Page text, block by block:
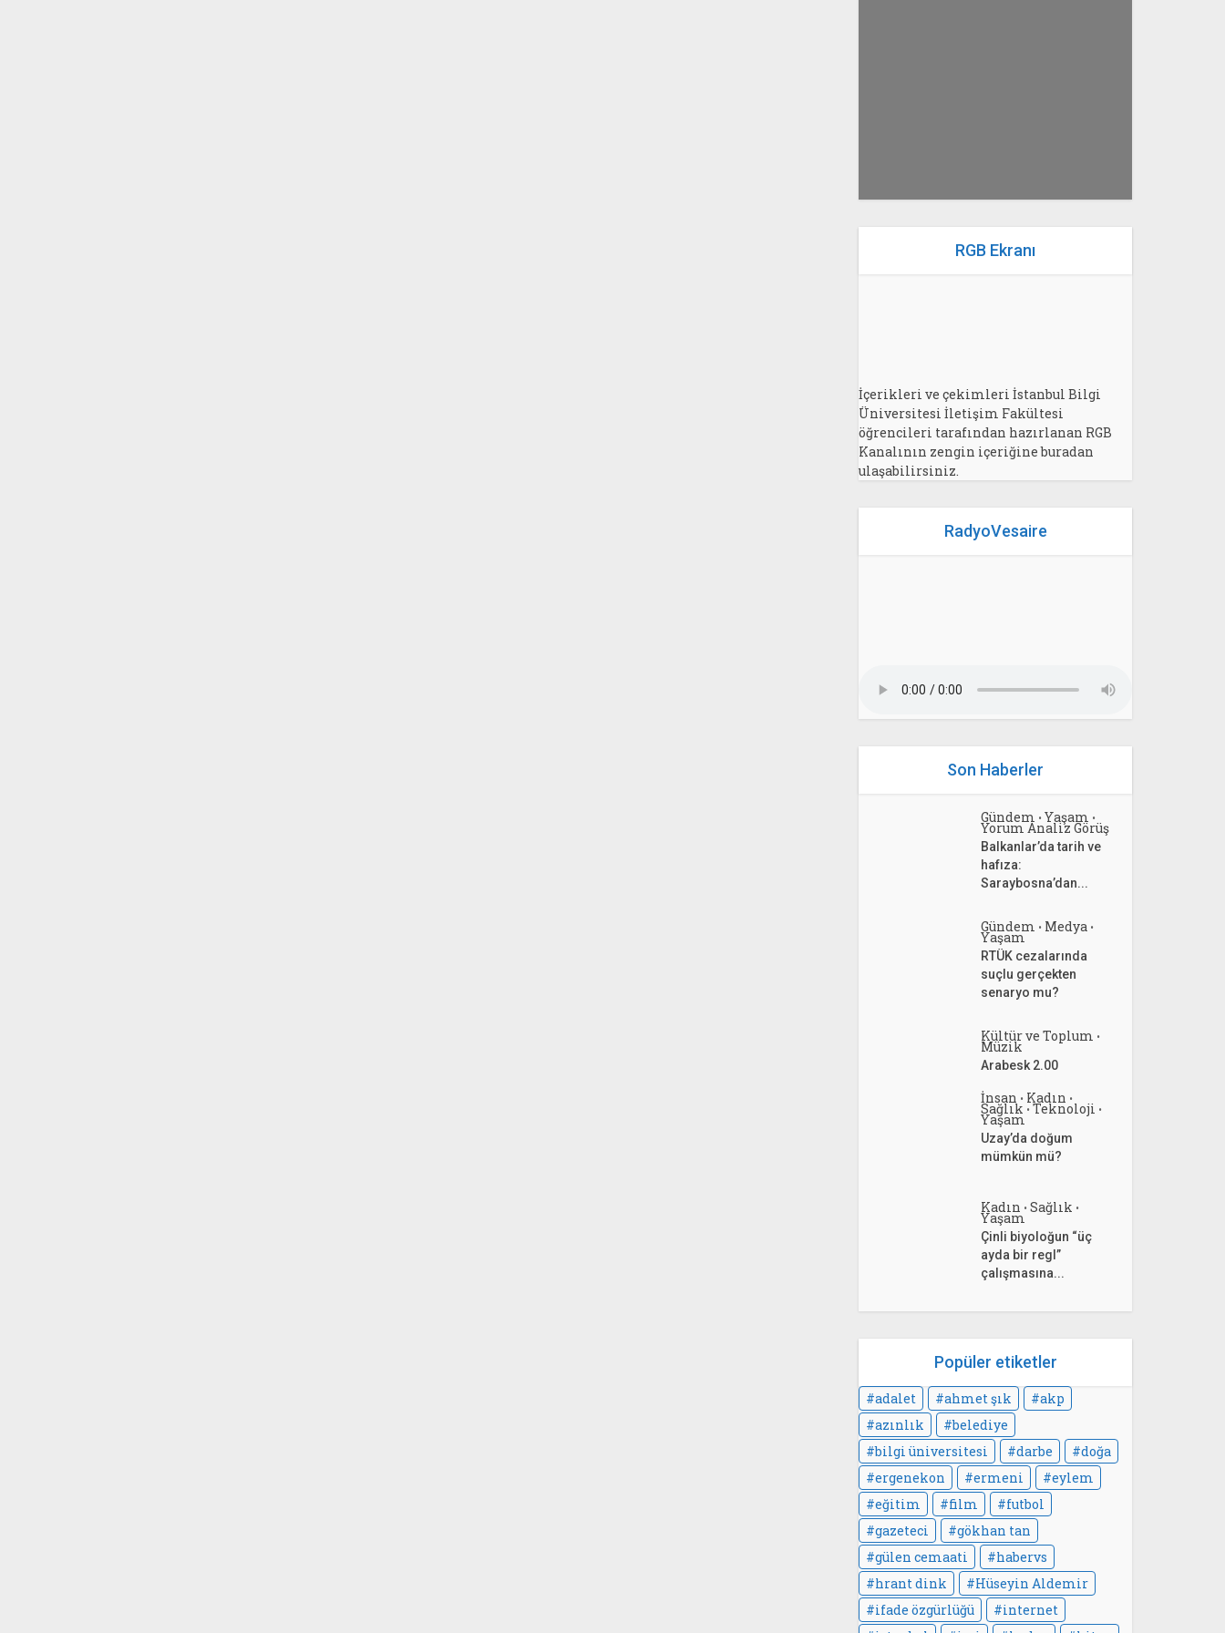
RGB Ekranı
İçerikleri ve çekimleri İstanbul Bilgi
Üniversitesi İletişim Fakültesi
öğrencileri tarafından hazırlanan RGB
Kanalının zengin içeriğine buradan
ulaşabilirsiniz.
RadyoVesaire
Son Haberler
Gündem • Yaşam •
Yorum Analiz Görüş
Balkanlar’da tarih ve
hafıza:
Saraybosna’dan...
Gündem • Medya •
Yaşam
RTÜK cezalarında
suçlu gerçekten
senaryo mu?
Kültür ve Toplum •
Müzik
Arabesk 2.00
İnsan • Kadın •
Sağlık • Teknoloji •
Yaşam
Uzay’da doğum
mümkün mü?
Kadın • Sağlık •
Yaşam
Çinli biyoloğun “üç
ayda bir regl”
çalışmasına...
Popüler etiketler
adalet ahmet şık
akp
azınlık
belediye
bilgi üniversitesi
darbe
doğa
ergenekon
ermeni
eylem
eğitim
film
futbol
gazeteci
gökhan tan
gülen cemaati
habervs
hrant dink
Hüseyin Aldemir
ifade özgürlüğü
internet